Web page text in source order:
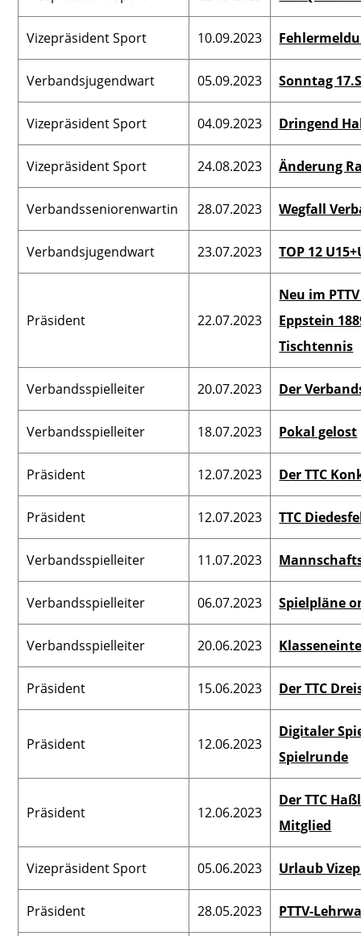
Vizepräsident Sport 10.09.2023
Verbandsjugendwart 05.09.2023 Sonntag
Vizepräsident Sport 04.09.2023 Dringend
Vizepräsident Sport 24.08.2023 Änderung
Verbandsseniorenwartin 28.07.2023 Wegfall
Verbandsjugendwart 23.07.2023 TOP 12
Präsident 22.07.2023
Neu im
Eppstein
Tischtennis
Verbandsspielleiter 20.07.2023 Der
Verbandsspielleiter 18.07.2023 Pokal gelost
Präsident 12.07.2023 Der TTC
Präsident 12.07.2023 TTC
Verbandsspielleiter 11.07.2023
Verbandsspielleiter 06.07.2023 Spielpläne
Verbandsspielleiter 20.06.2023
Präsident 15.06.2023 Der TTC
Präsident 12.06.2023
Digitaler
Spielrunde
Präsident 12.06.2023
Der TTC
Mitglied
Vizepräsident Sport 05.06.2023 Urlaub
Präsident 28.05.2023 PTTV-